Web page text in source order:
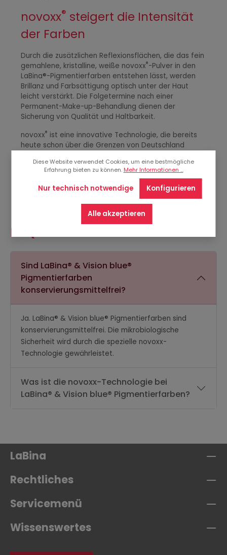
novoxx® steigert die Intensität
der Farben
Durch die zusätzlichen Reflexionsflächen, die das fein
gemahlene, kristalline, weiße novoxx®-Pulver in den
LaBina®-Pigmentierfarben entstehen lässt, werden
Brillanz und Farbsättigung optisch unter der Haut
leicht verstärkt. Die Folgetermine nach einer
Permanent-Make-up-Behandlung dienen der
Sicherung von Qualität und Haltbarkeit.
novoxx® ist eine innovative Technologie, die bereits
heute schon über die Grenzen von Deutschland
entspricht.
(Stand: 01. Juli 2021)
FAQ
Sind LaBina® & Vision blue®
Pigmentierfarben
konservierungsmittelfrei?
Ja. LaBina® & Vision blue® Pigmentierfarben sind
konservierungsmittelfrei. Die mikrobiologische
Sicherheit wird durch die spezielle novoxx-
Technologie gewährleistet.
Was ist die novoxx-Technologie bei
LaBina® & Vision blue® Pigmentierfarben?
LaBina
Rechtliches
Servicemenü
Wissenswertes
Diese Website verwendet Cookies, um eine bestmögliche
Erfahrung bieten zu können. Mehr Informationen ...
Nur technisch notwendige Konfigurieren
Alle akzeptieren